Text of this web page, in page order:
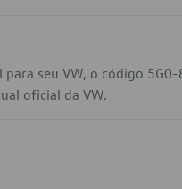
seu VW, o código
oficial da VW.